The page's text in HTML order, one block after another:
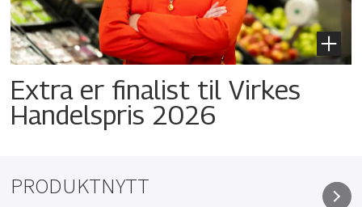
Extra er finalist til Virkes
Handelspris 2026
PRODUKTNYTT